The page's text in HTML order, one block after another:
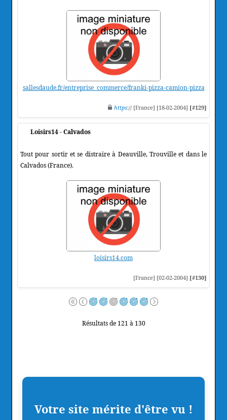
sallesdaude.fr/entreprise_commerce/franki-pizza-camion-pizza
https:// [France] [18-02-2004] [#129]
Loisirs14 - Calvados
Tout pour sortir et se distraire à Deauville, Trouville et dans le
Calvados (France).
loisirs14.com
[France] [02-02-2004] [#130]
Résultats de 121 à 130
Votre site mérite d'être vu !